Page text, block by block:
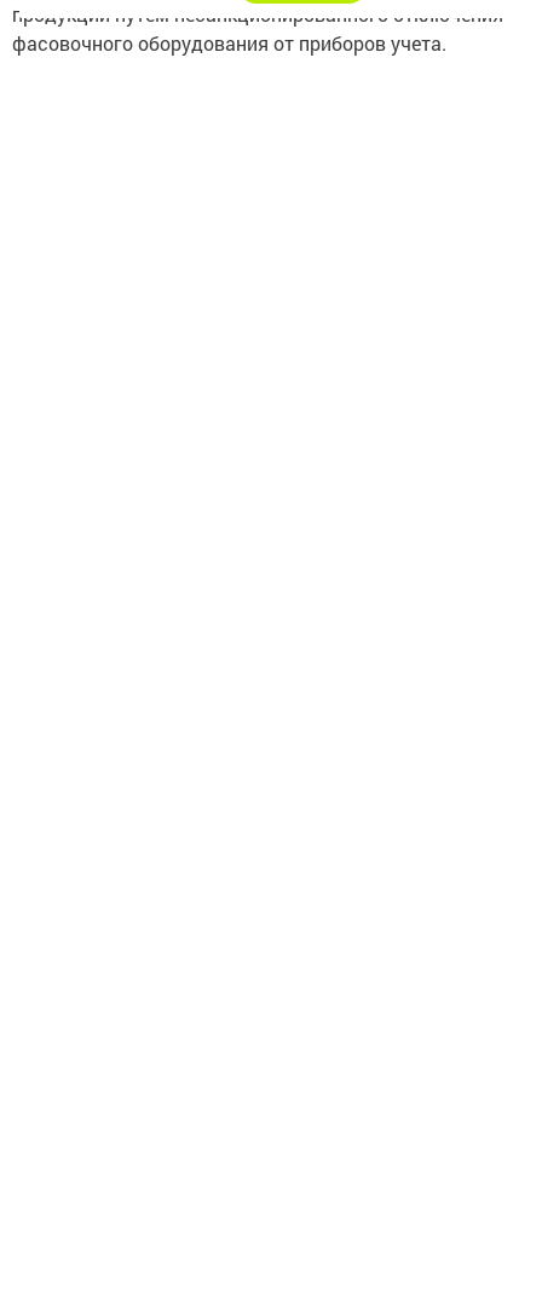
продукции путем несанкционированного отключения
фасовочного оборудования от приборов учета.